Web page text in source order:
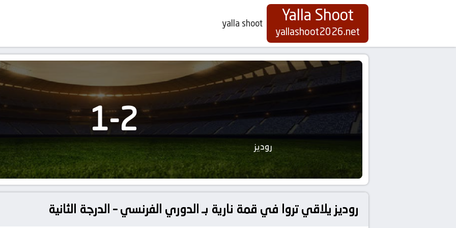
Yalla Shoot
yallashoot2026.net
yalla shoot
روديز
2
-
1
روديز يلاقي تروا في قمة نارية بـ الدوري الفرنسي – الدرجة الثانية